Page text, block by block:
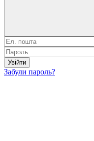
Увійти
Забули пароль?